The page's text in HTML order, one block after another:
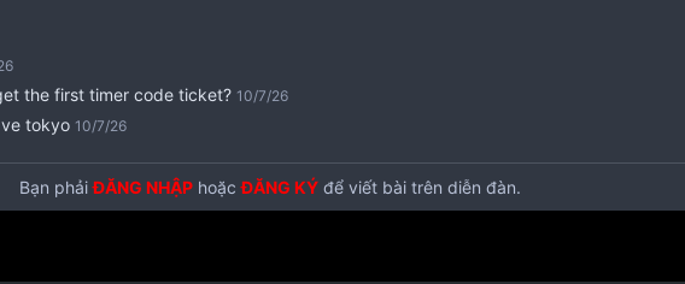
the first timer code ticket? 10/7/26
tokyo 10/7/26
nghiệm bé số 5 cho em xin rv 6/7/26
free vậy ae 25/6/26
Bạn phảiĐĂNG NHẬP hoặcĐĂNG KÝ để viết bài trên diễn đàn.